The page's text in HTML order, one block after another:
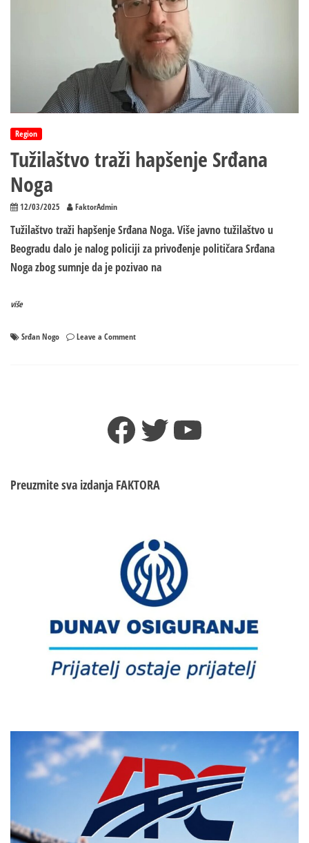
Region
Tužilaštvo traži hapšenje Srđana
Noga
12/03/2025 FaktorAdmin
Tužilaštvo traži hapšenje Srđana Noga. Više javno tužilaštvo u
Beogradu dalo je nalog policiji za privođenje političara Srđana
Noga zbog sumnje da je pozivao na
više
Srđan Nogo Leave a Commenton
Facebook
TwitterYouTube
Preuzmite sva izdanja FAKTORA